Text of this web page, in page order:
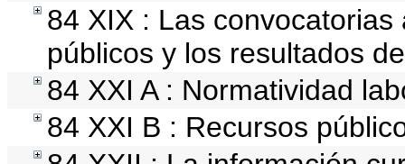
84 XIX : Las
públicos y los resultados
84 XXI A : Normatividad
84 XXI B : Recursos